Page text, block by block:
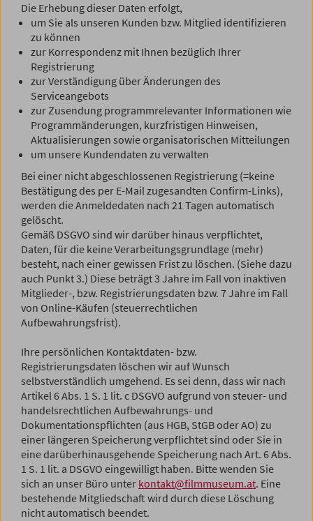
Die Erhebung dieser Daten erfolgt,
um Sie als unseren Kunden bzw. Mitglied identifizieren
zu können
zur Korrespondenz mit Ihnen bezüglich Ihrer
Registrierung
zur Verständigung über Änderungen des
Serviceangebots
zur Zusendung programmrelevanter Informationen wie
Programmänderungen, kurzfristigen Hinweisen,
Aktualisierungen sowie organisatorischen Mitteilungen
um unsere Kundendaten zu verwalten
Bei einer nicht abgeschlossenen Registrierung (=keine
Bestätigung des per E-Mail zugesandten Confirm-Links),
werden die Anmeldedaten nach 21 Tagen automatisch
gelöscht.
Gemäß DSGVO sind wir darüber hinaus verpflichtet,
Daten, für die keine Verarbeitungsgrundlage (mehr)
besteht, nach einer gewissen Frist zu löschen. (Siehe dazu
auch Punkt 3.) Diese beträgt 3 Jahre im Fall von inaktiven
Mitglieder-, bzw. Registrierungsdaten bzw. 7 Jahre im Fall
von Online-Käufen (steuerrechtlichen
Aufbewahrungsfrist).
Ihre persönlichen Kontaktdaten- bzw.
Registrierungsdaten löschen wir auf Wunsch
selbstverständlich umgehend. Es sei denn, dass wir nach
Artikel 6 Abs. 1 S. 1 lit. c DSGVO aufgrund von steuer- und
handelsrechtlichen Aufbewahrungs- und
Dokumentationspflichten (aus HGB, StGB oder AO) zu
einer längeren Speicherung verpflichtet sind oder Sie in
eine darüberhinausgehende Speicherung nach Art. 6 Abs.
1 S. 1 lit. a DSGVO eingewilligt haben. Bitte wenden Sie
sich an unser Büro unter kontakt@filmmuseum.at. Eine
bestehende Mitgliedschaft wird durch diese Löschung
nicht automatisch beendet.